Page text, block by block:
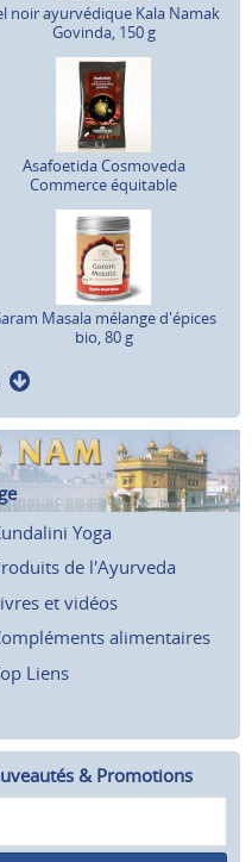
noir ayurvédique Kala Namak
Govinda, 150 g
Asafoetida Cosmoveda
Commerce équitable
Masala mélange d'épices
bio, 80 g
Yoga
de l'Ayurveda
et vidéos
alimentaires
Liens
& Promotions